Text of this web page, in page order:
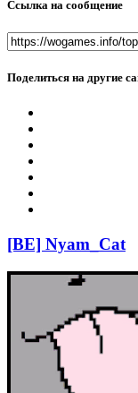
Ссылка на сообщение
Поделиться на другие
[BE] Nyam_Cat